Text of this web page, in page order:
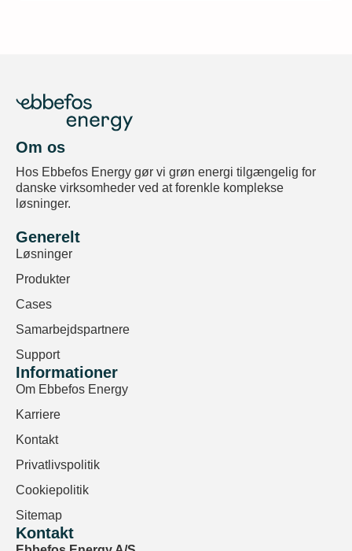
Om os
Hos Ebbefos Energy gør vi grøn energi tilgængelig for
danske virksomheder ved at forenkle komplekse
løsninger.
Generelt
Løsninger
Produkter
Cases
Samarbejdspartnere
Support
Informationer
Om Ebbefos Energy
Karriere
Kontakt
Privatlivspolitik
Cookiepolitik
Sitemap
Kontakt